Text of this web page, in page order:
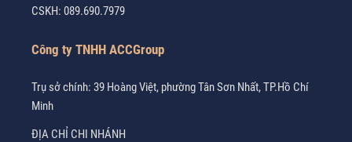
CSKH: 089.690.7979
Công ty TNHH ACCGroup
Trụ sở chính: 39 Hoàng Việt, phường Tân Sơn Nhất, TP.Hồ Chí
Minh
ĐỊA CHỈ CHI NHÁNH